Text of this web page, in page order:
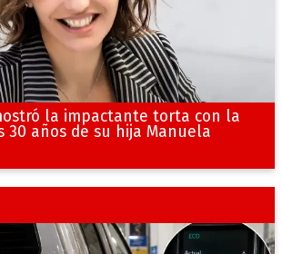
la impactante torta con la
30 años de su hija Manuela